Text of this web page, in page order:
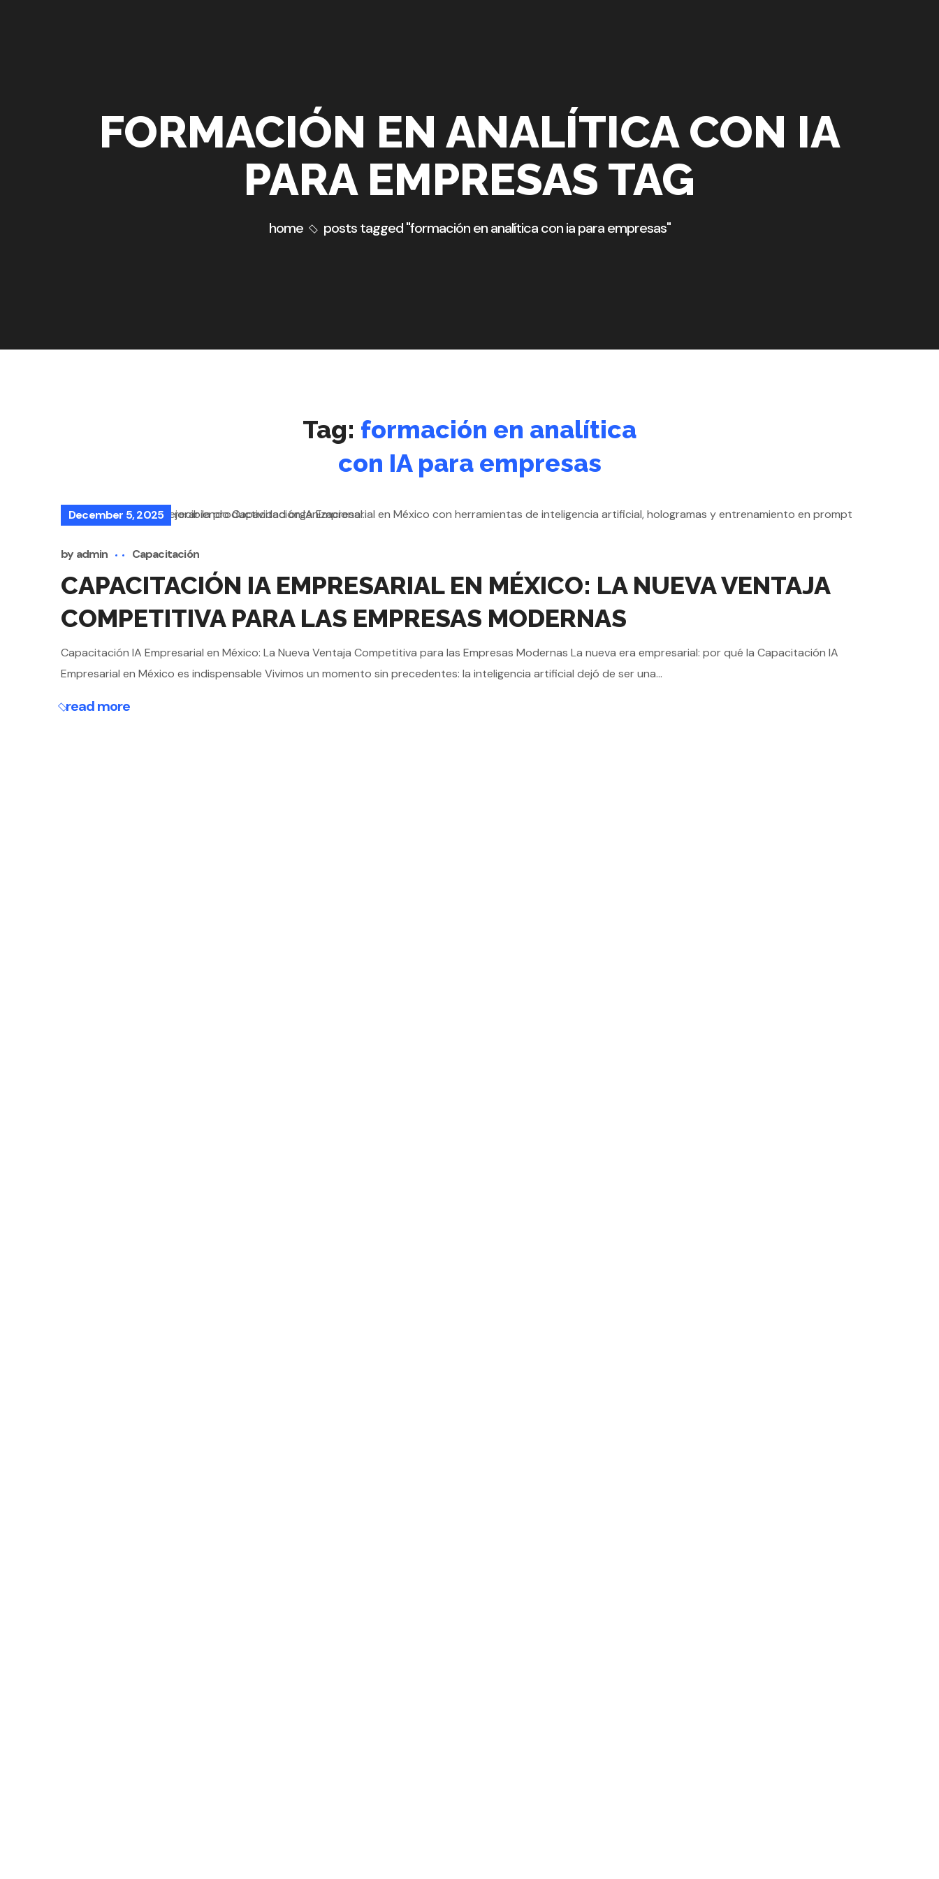
FORMACIÓN EN ANALÍTICA CON IA
PARA EMPRESAS TAG
home posts tagged "formación en analítica con ia para empresas"
Tag: formación en analítica
con IA para empresas
December 5, 2025
by admin Capacitación
CAPACITACIÓN IA EMPRESARIAL EN MÉXICO: LA NUEVA VENTAJA
COMPETITIVA PARA LAS EMPRESAS MODERNAS
Capacitación IA Empresarial en México: La Nueva Ventaja Competitiva para las Empresas Modernas La nueva era empresarial: por qué la Capacitación IA
Empresarial en México es indispensable Vivimos un momento sin precedentes: la inteligencia artificial dejó de ser una...
read more